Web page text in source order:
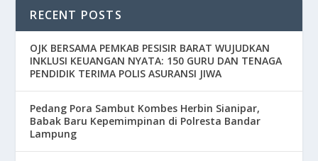
RECENT POSTS
OJK BERSAMA PEMKAB PESISIR BARAT WUJUDKAN
INKLUSI KEUANGAN NYATA: 150 GURU DAN TENAGA
PENDIDIK TERIMA POLIS ASURANSI JIWA
Pedang Pora Sambut Kombes Herbin Sianipar,
Babak Baru Kepemimpinan di Polresta Bandar
Lampung